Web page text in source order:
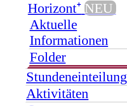
Horizont⁺ NEU
Aktuelle
Informationen
Folder
Stundeneinteilung
Aktivitäten